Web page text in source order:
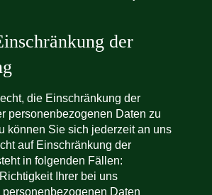
der
die Einschränkung der
personenbezogenen Daten zu
können Sie sich jederzeit an uns
auf Einschränkung der
in folgenden Fällen:
Ihrer bei uns
Daten